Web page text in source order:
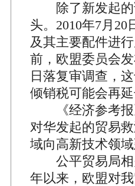
除了新发起的
头。2010年7月
及其主要配件进
前，欧盟委员会
日落复审调查，
倾销税可能会再延
《经济参考报
对华发起的贸易
域向高新技术领域
公平贸易局相
年以来，欧盟对